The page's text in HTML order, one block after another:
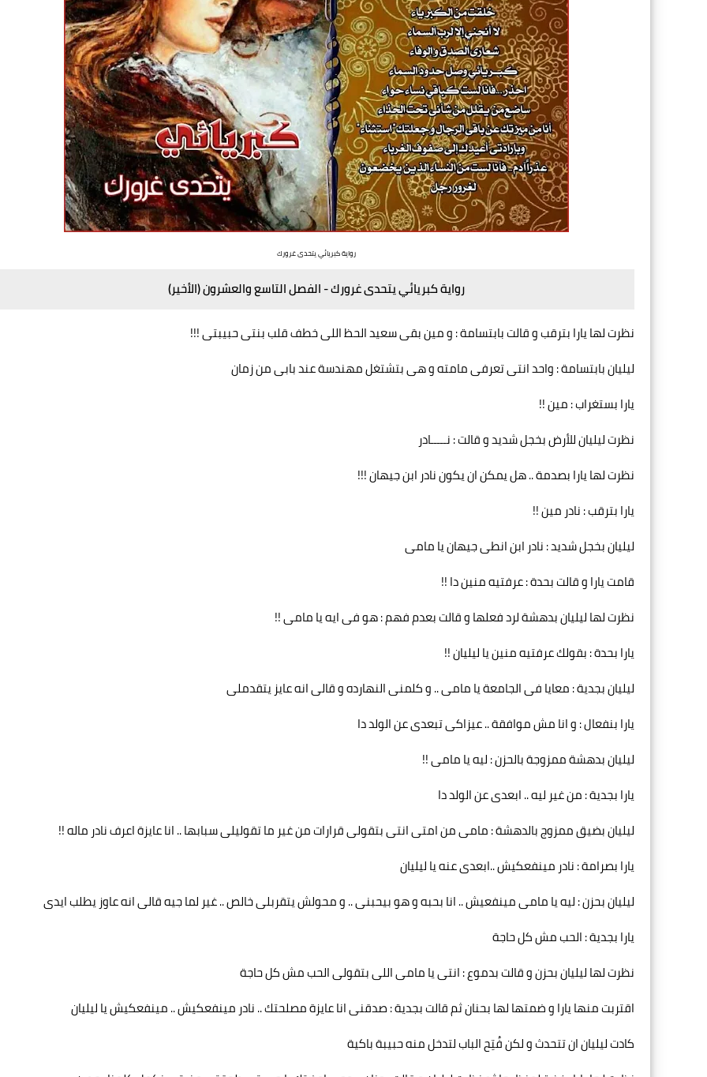
رواية كبريائي يتحدى غرورك
رواية كبريائي يتحدى غرورك - الفصل التاسع والعشرون (الأخير)
نظرت لها يارا بترقب و قالت بابتسامة : و مين بقى سعيد الحظ اللى خطف قلب بنتى حبيبتى !!!
ليليان بابتسامة : واحد انتى تعرفى مامته و هى بتشتغل مهندسة عند بابى من زمان
يارا بستغراب : مين !!
نظرت ليليان للأرض بخجل شديد و قالت : نـــــادر
نظرت لها يارا بصدمة .. هل يمكن ان يكون نادر ابن جيهان !!!
يارا بترقب : نادر مين !!
ليليان بخجل شديد : نادر ابن انطى جيهان يا مامى
قامت يارا و قالت بحدة : عرفتيه منين دا !!
نظرت لها ليليان بدهشة لرد فعلها و قالت بعدم فهم : هو فى ايه يا مامى !!
يارا بحدة : بقولك عرفتيه منين يا ليليان !!
ليليان بجدية : معايا فى الجامعة يا مامى .. و كلمنى النهارده و قالى انه عايز يتقدملى
يارا بنفعال : و انا مش موافقة .. عيزاكى تبعدى عن الولد دا
ليليان بدهشة ممزوجة بالحزن : ليه يا مامى !!
يارا بجدية : من غير ليه .. ابعدى عن الولد دا
ليليان بضيق ممزوج بالدهشة : مامى من امتى انتى بتقولى قرارات من غير ما تقوليلى سبابها .. انا عايزة اعرف نادر ماله !!
يارا بصرامة : نادر مينفعكيش ..ابعدى عنه يا ليليان
ليليان بحزن : ليه يا مامى مينفعيش .. انا بحبه و هو بيحبنى .. و محولش يتقربلى خالص .. غير لما جيه قالى انه عاوز يطلب ايدى
يارا بجدية : الحب مش كل حاجة
نظرت لها ليليان بحزن و قالت بدموع : انتى يا مامى اللى بتقولى الحب مش كل حاجة
اقتربت منها يارا و ضمتها لها بحنان ثم قالت بجدية : صدقنى انا عايزة مصلحتك .. نادر مينفعكيش .. مينفعكيش يا ليليان
كادت ليليان ان تتحدث و لكن فُتِح الباب لتدخل منه حبيبة باكية